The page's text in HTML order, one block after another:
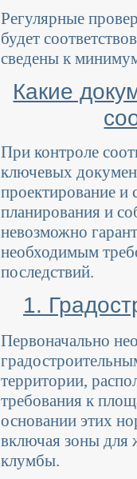
Регулярные
будет
сведены к
Какие
При контроле
ключевых
проектирование и
планирования и
невозможно
необходимым
последствий.
1.
Первоначально
территории,
требования к
основании этих
включая зоны для
клумбы.